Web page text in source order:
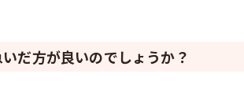
だ方が良いのでしょうか？